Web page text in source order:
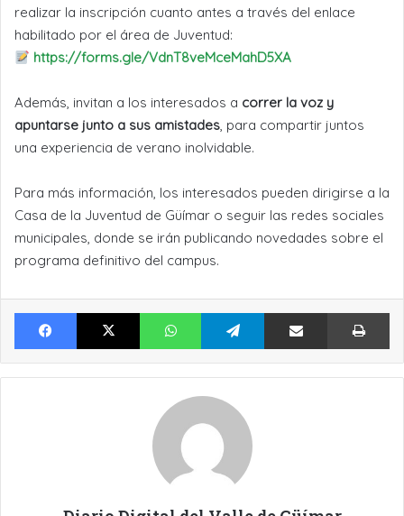
realizar la inscripción cuanto antes a través del enlace
habilitado por el área de Juventud:
https://forms.gle/VdnT8veMceMahD5XA
Además, invitan a los interesados a correr la voz y
apuntarse junto a sus amistades, para compartir juntos
una experiencia de verano inolvidable.
Para más información, los interesados pueden dirigirse a la
Casa de la Juventud de Güímar o seguir las redes sociales
municipales, donde se irán publicando novedades sobre el
programa definitivo del campus.
Facebook X WhatsApp Telegram Compartir por Email